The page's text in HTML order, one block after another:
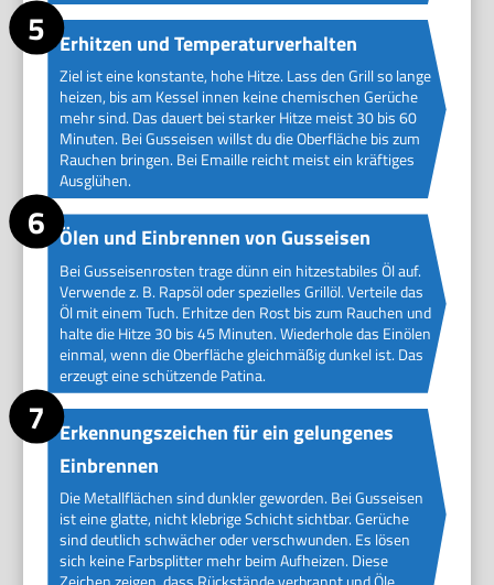
Erhitzen und Temperaturverhalten
Ziel ist eine konstante, hohe Hitze. Lass den Grill so lange
heizen, bis am Kessel innen keine chemischen Gerüche
mehr sind. Das dauert bei starker Hitze meist 30 bis 60
Minuten. Bei Gusseisen willst du die Oberfläche bis zum
Rauchen bringen. Bei Emaille reicht meist ein kräftiges
Ausglühen.
Ölen und Einbrennen von Gusseisen
Bei Gusseisenrosten trage dünn ein hitzestabiles Öl auf.
Verwende z. B. Rapsöl oder spezielles Grillöl. Verteile das
Öl mit einem Tuch. Erhitze den Rost bis zum Rauchen und
halte die Hitze 30 bis 45 Minuten. Wiederhole das Einölen
einmal, wenn die Oberfläche gleichmäßig dunkel ist. Das
erzeugt eine schützende Patina.
Erkennungszeichen für ein gelungenes
Einbrennen
Die Metallflächen sind dunkler geworden. Bei Gusseisen
ist eine glatte, nicht klebrige Schicht sichtbar. Gerüche
sind deutlich schwächer oder verschwunden. Es lösen
sich keine Farbsplitter mehr beim Aufheizen. Diese